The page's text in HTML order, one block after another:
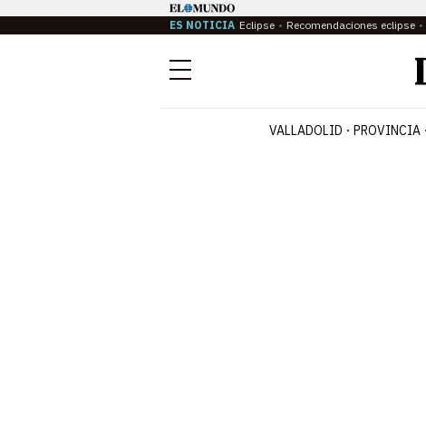
ES NOTICIA Eclipse Recomendaciones eclipse
Menú
VALLADOLID PROVINCIA